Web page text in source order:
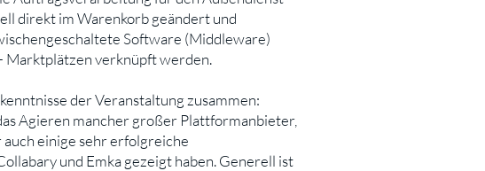
direkt im Warenkorb geändert und
Software (Middleware)
Marktplätzen verknüpft werden.
der Veranstaltung zusammen:
Agieren mancher großer Plattformanbieter,
einige sehr erfolgreiche
und Emka gezeigt haben. Generell ist